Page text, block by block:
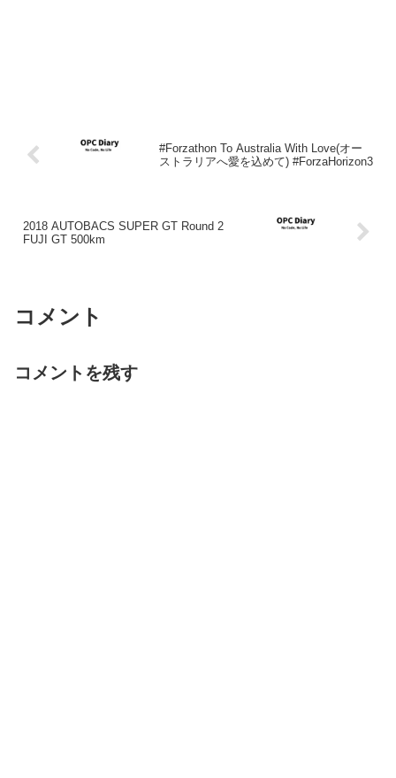
#Forzathon To Australia With Love(オー
ストラリアへ愛を込めて) #ForzaHorizon3
2018 AUTOBACS SUPER GT Round 2
FUJI GT 500km
コメント
コメントを残す